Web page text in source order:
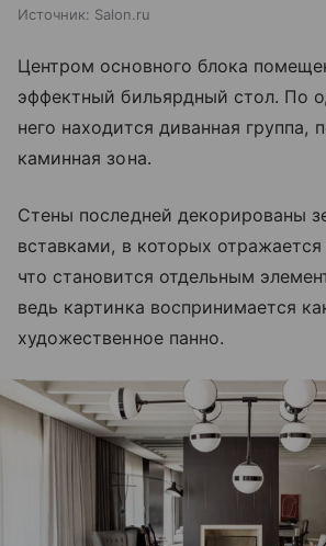
Источник: Salon.ru
Центром основного блока
эффектный бильярдный стол. По
него находится диванная группа,
каминная зона.
Стены последней декорированы
вставками, в которых
что становится отдельным
ведь картинка воспринимается
художественное панно.